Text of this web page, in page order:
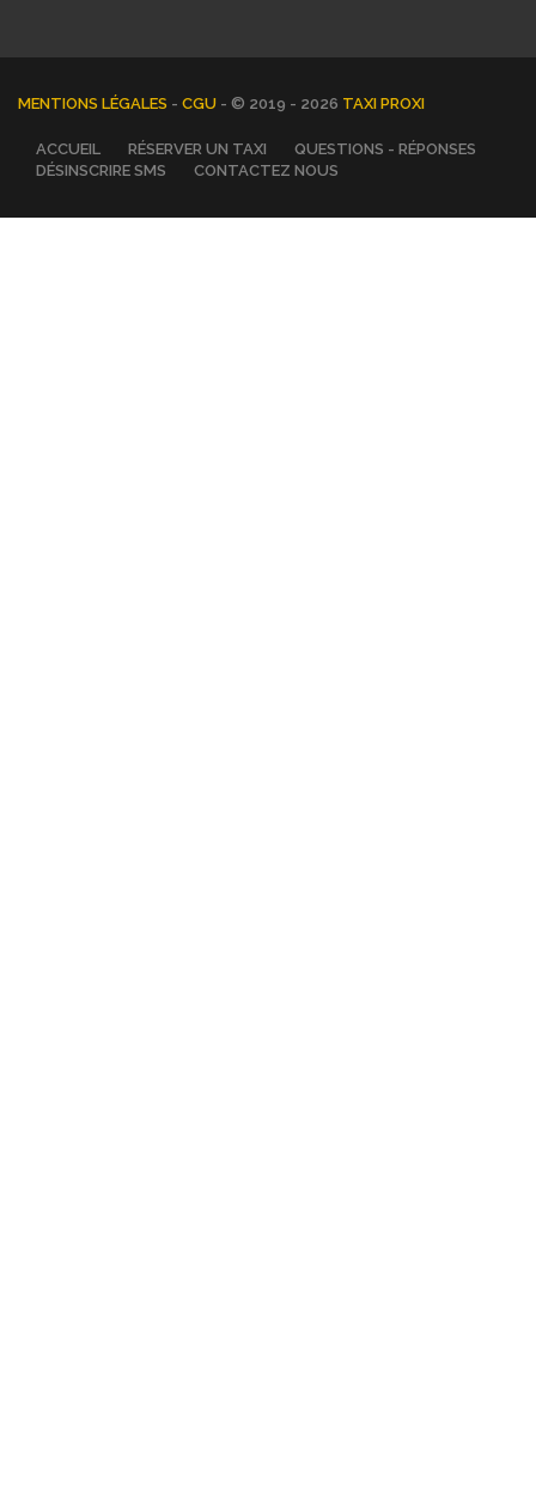
MENTIONS LÉGALES - CGU - © 2019 - 2026 TAXI PROXI
ACCUEIL RÉSERVER UN TAXI
QUESTIONS - RÉPONSES
DÉSINSCRIRE SMS
CONTACTEZ NOUS